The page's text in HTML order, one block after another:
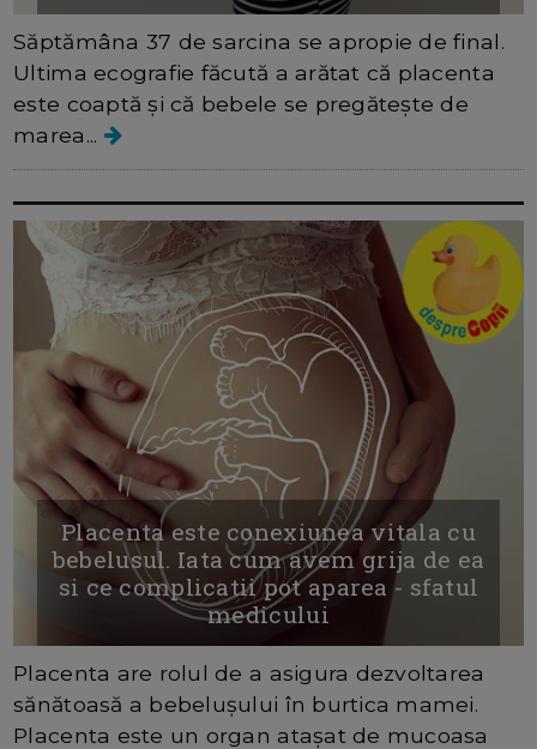
Săptămâna 37 de sarcina se apropie de final.
Ultima ecografie făcută a arătat că placenta
este coaptă și că bebele se pregătește de
marea...
Placenta este conexiunea vitala cu
bebelusul. Iata cum avem grija de ea
si ce complicatii pot aparea - sfatul
medicului
Placenta are rolul de a asigura dezvoltarea
sănătoasă a bebelușului în burtica mamei.
Placenta este un organ atașat de mucoasa